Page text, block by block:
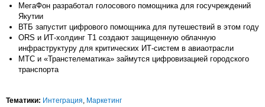
МегаФон разработал голосового помощника для госучреждений
Якутии
ВТБ запустит цифрового помощника для путешествий в этом году
ORS и ИТ-холдинг T1 создают защищенную облачную
инфраструктуру для критических ИТ-систем в авиаотрасли
МТС и «Транстелематика» займутся цифровизацией городского
транспорта
Тематики: Интеграция, Маркетинг